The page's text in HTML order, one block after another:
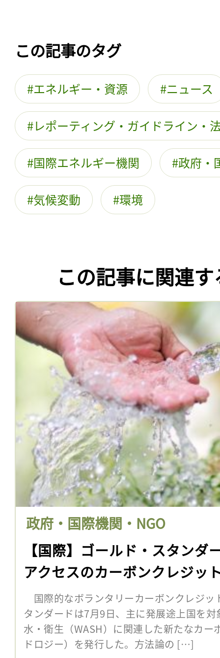
この記事のタグ
エネルギー・資源 ニュース
レポーティング・ガイドライン・
国際エネルギー機関 政府・
気候変動 環境
この記事に関連
政府・国際機関・NGO
【国際】ゴールド・スタンダ
アクセスのカーボンクレジッ
国際的なボランタリーカーボンクレジッ
タンダードは7月9日、主に発展途上国を
水・衛生（WASH）に関連した新たなカー
ドロジー）を発行した。方法論の […]